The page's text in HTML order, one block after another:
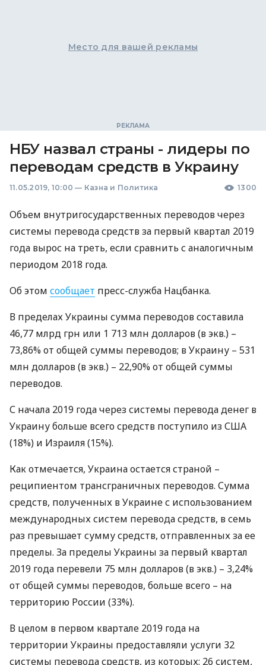
Место для вашей рекламы
НБУ назвал страны - лидеры по
переводам средств в Украину
11.05.2019, 10:00 — Казна и Политика 1300
Объем внутригосударственных переводов через
системы перевода средств за первый квартал 2019
года вырос на треть, если сравнить с аналогичным
периодом 2018 года.
Об этом сообщает пресс-служба Нацбанка.
В пределах Украины сумма переводов составила
46,77 млрд грн или 1 713 млн долларов (в экв.) –
73,86% от общей суммы переводов; в Украину – 531
млн долларов (в экв.) – 22,90% от общей суммы
переводов.
С начала 2019 года через системы перевода денег в
Украину больше всего средств поступило из США
(18%) и Израиля (15%).
Как отмечается, Украина остается страной –
реципиентом трансграничных переводов. Сумма
средств, полученных в Украине с использованием
международных систем перевода средств, в семь
раз превышает сумму средств, отправленных за ее
пределы. За пределы Украины за первый квартал
2019 года перевели 75 млн долларов (в экв.) – 3,24%
от общей суммы переводов, больше всего – на
территорию России (33%).
В целом в первом квартале 2019 года на
территории Украины предоставляли услуги 32
системы перевода средств, из которых: 26 систем,